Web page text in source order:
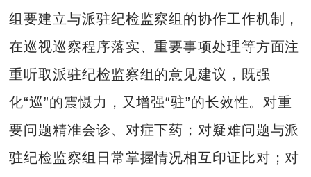
组要建立与派驻纪检监察组的协作工作机制，
在巡视巡察程序落实、重要事项处理等方面注
重听取派驻纪检监察组的意见建议，既强
化“巡”的震慑力，又增强“驻”的长效性。对重
要问题精准会诊、对症下药；对疑难问题与派
驻纪检监察组日常掌握情况相互印证比对；对